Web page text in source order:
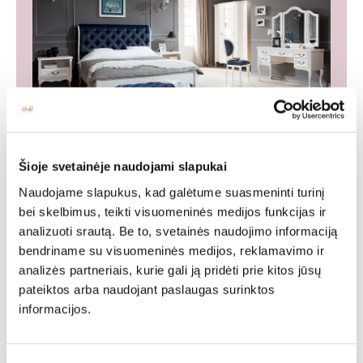
Šioje svetainėje naudojami slapukai
Naudojame slapukus, kad galėtume suasmeninti turinį
bei skelbimus, teikti visuomeninės medijos funkcijas ir
analizuoti srautą. Be to, svetainės naudojimo informaciją
bendriname su visuomeninės medijos, reklamavimo ir
analizės partneriais, kurie gali ją pridėti prie kitos jūsų
pateiktos arba naudojant paslaugas surinktos
informacijos.
kokybės, o klasikinis stilius griežtai išlaikomas, formų
rafinuotume ir puošyboje.
WHOLE COLLECTION
Tags:
LENKIŠKI BALDAI
MADINGI SVETAINĖS BALDAI